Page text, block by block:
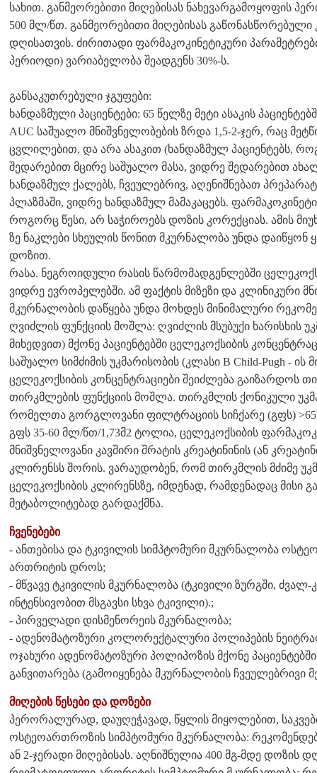
სახით. განმეორებითი მიღებისას ნახევარგამოყოფის
500 მლ/წთ. განმეორებითი მიღებისას გაწონასწორებული
დღისათვის. ძირითადი ფარმაკოკინეტიკური
პერიოდი) ვარიაბელობა შეადგენს 30%-ს.
განსაკუთრებული ჯგუფები:
ხანდაზმული პაციენტები: 65 წელზე მეტი ასაკის
AUC საშუალო მნიშვნელობების ზრდა 1,5-2-ჯერ, რაც
ცვლილებით, და არა ასაკით (ხანდაზმულ პაციენტებს,
შედარებით მცირე საშუალო მასა, ვიდრე შედარებით
ხანდაზმულ ქალებს, ჩვეულებრივ, აღენიშნებათ
პლაზმაში, ვიდრე ხანდაზმულ მამაკაცებს.
როგორც წესი, არ საჭიროებს დოზის კორექციას. ამის
ზე ნაკლები სხეულის წონით მკურნალობა უნდა
დოზით.
რასა. ნეგროიდული რასის წარმომადგენლებში
ვიდრე ევროპელებში. ამ ფაქტის მიზეზი და კლინიკური
მკურნალობის დაწყება უნდა მოხდეს მინიმალური
ღვიძლის ფუნქციის მოშლა: ღვიძლის მსუბუქი ხარისხის
მიხედვით) მქონე პაციენტებში ცელეკოქსიბის
საშუალო სიმძიმის უკმარისობის (კლასი B Child-Pugh - ის
ცელეკოქსიბის კონცენტრაციები შეიძლება გაიზარდოს
თირკმლების ფუნქციის მოშლა. თირკმლის ქონიკული
რომელთა გორგლოვანი ფილტრაციის სიჩქარე (გფს) >65
გფს 35-60 მლ/წთ/1,73მ2 ტოლია, ცელეკოქსიბის
მნიშვნელოვანი კავშირი შრატის კრეატინინის (ან
კლირენსს შორის. ვარაუდობენ, რომ თირკმლის მძიმე
ცელეკოქსიბის კლირენსზე, იმდენად, რამდენადაც მისი
მეტაბოლიტებად გარდაქმნა.
ჩვენებები
- ანთებისა და ტკივილის სიმპტომური მკურნალობა
ართრიტის დროს;
- მწვავე ტკივილის მკურნალობა (ტკივილი ზურგში,
ინტენსივობით მსგავსი სხვა ტკივილი).;
- პირველადი დისმენორეის მკურნალობა;
- ადენომატოზური კოლორექტალური პოლიპების
ოჯახური ადენომატოზური პოლიპოზის მქონე
განვითარება (გამოიყენება მკურნალობის ჩვეულებრივი
მიღების წესები და დოზები
პერორალურად, დაუღეჭავად, წყლის მიყოლებით,
ოსტეოართროზის სიმპტომური მკურნალობა:
ან 2-ჯერადი მიღებისას. აღნიშნულია 400 მგ-მდე დოზის